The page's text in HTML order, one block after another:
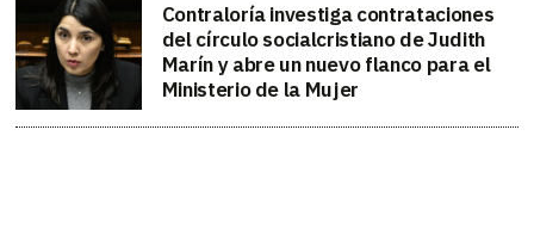
Contraloría investiga contrataciones
del círculo socialcristiano de Judith
Marín y abre un nuevo flanco para el
Ministerio de la Mujer